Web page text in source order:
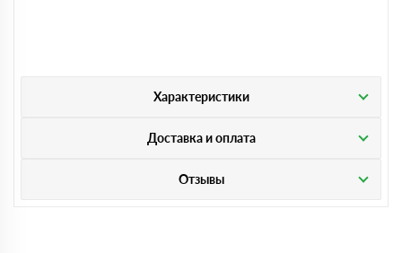
Характеристики
Доставка и оплата
Отзывы